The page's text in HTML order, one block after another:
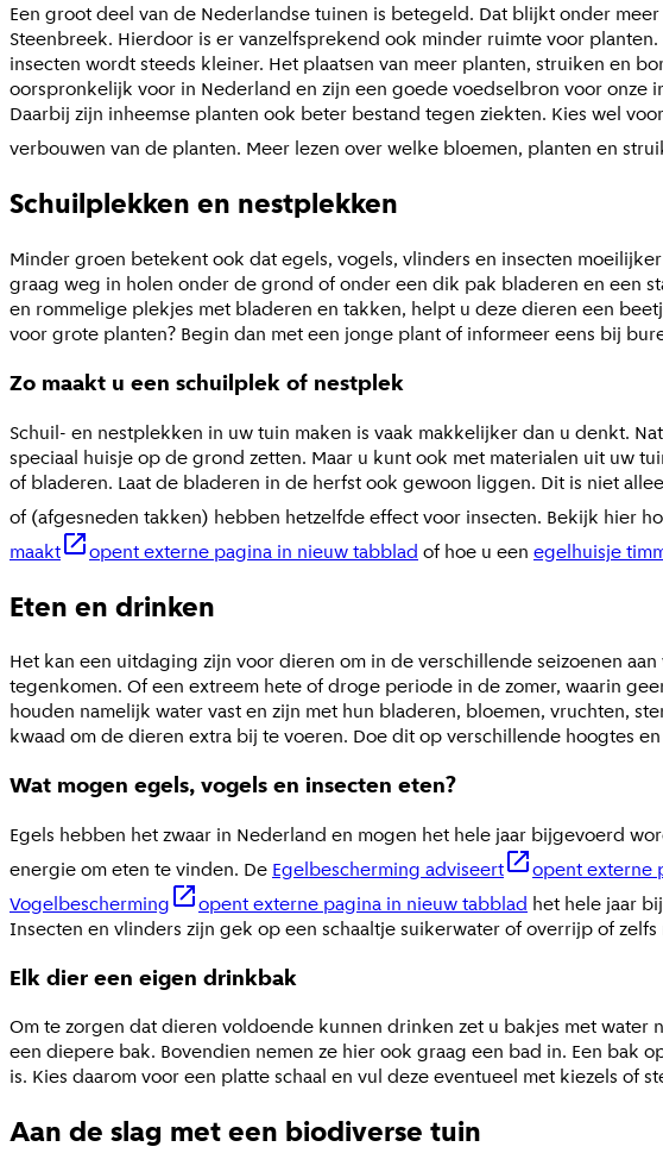
Een groot deel van de Nederlandse tuinen is betegeld. Dat blijkt onder
Steenbreek. Hierdoor is er vanzelfsprekend ook minder ruimte voor
insecten wordt steeds kleiner. Het plaatsen van meer planten, struiken en
oorspronkelijk voor in Nederland en zijn een goede voedselbron voor onze
Daarbij zijn inheemse planten ook beter bestand tegen ziekten. Kies wel voor
verbouwen van de planten. Meer lezen over welke bloemen, planten en
Schuilplekken en nestplekken
Minder groen betekent ook dat egels, vogels, vlinders en insecten
graag weg in holen onder de grond of onder een dik pak bladeren en een
en rommelige plekjes met bladeren en takken, helpt u deze dieren een
voor grote planten? Begin dan met een jonge plant of informeer eens bij
Zo maakt u een schuilplek of nestplek
Schuil- en nestplekken in uw tuin maken is vaak makkelijker dan u denkt.
speciaal huisje op de grond zetten. Maar u kunt ook met materialen uit uw
of bladeren. Laat de bladeren in de herfst ook gewoon liggen. Dit is niet
of (afgesneden takken) hebben hetzelfde effect voor insecten. Bekijk hier
maakt
opent externe pagina in nieuw tabblad of hoe u een egelhuisje
Eten en drinken
Het kan een uitdaging zijn voor dieren om in de verschillende seizoenen
tegenkomen. Of een extreem hete of droge periode in de zomer, waarin
houden namelijk water vast en zijn met hun bladeren, bloemen, vruchten,
kwaad om de dieren extra bij te voeren. Doe dit op verschillende hoogtes
Wat mogen egels, vogels en insecten eten?
Egels hebben het zwaar in Nederland en mogen het hele jaar bijgevoerd
energie om eten te vinden. De Egelbescherming adviseert opent externe
Vogelbescherming
opent externe pagina in nieuw tabblad het hele jaar
Insecten en vlinders zijn gek op een schaaltje suikerwater of overrijp of
Elk dier een eigen drinkbak
Om te zorgen dat dieren voldoende kunnen drinken zet u bakjes met
een diepere bak. Bovendien nemen ze hier ook graag een bad in. Een
is. Kies daarom voor een platte schaal en vul deze eventueel met kiezels of
Aan de slag met een biodiverse tuin